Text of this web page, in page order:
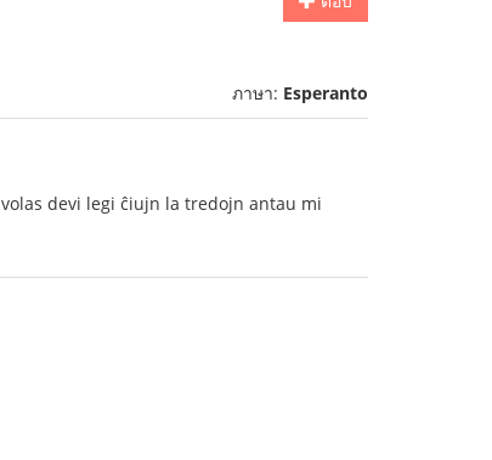
ภาษา: Esperanto
devi legi ĉiujn la tredojn antau mi